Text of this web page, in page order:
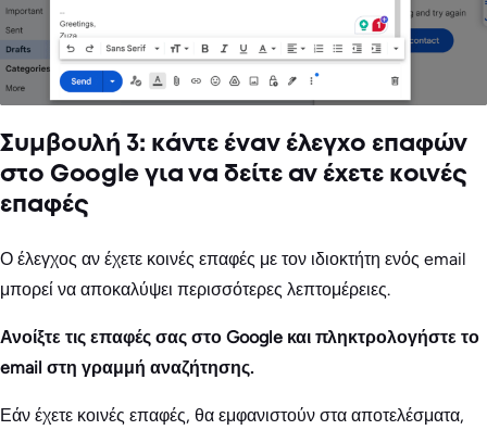
Συμβουλή 3: κάντε έναν έλεγχο επαφών
στο Google για να δείτε αν έχετε κοινές
επαφές
Ο έλεγχος αν έχετε κοινές επαφές με τον ιδιοκτήτη ενός email
μπορεί να αποκαλύψει περισσότερες λεπτομέρειες.
Ανοίξτε τις επαφές σας στο Google και πληκτρολογήστε το
email στη γραμμή αναζήτησης.
Εάν έχετε κοινές επαφές, θα εμφανιστούν στα αποτελέσματα,